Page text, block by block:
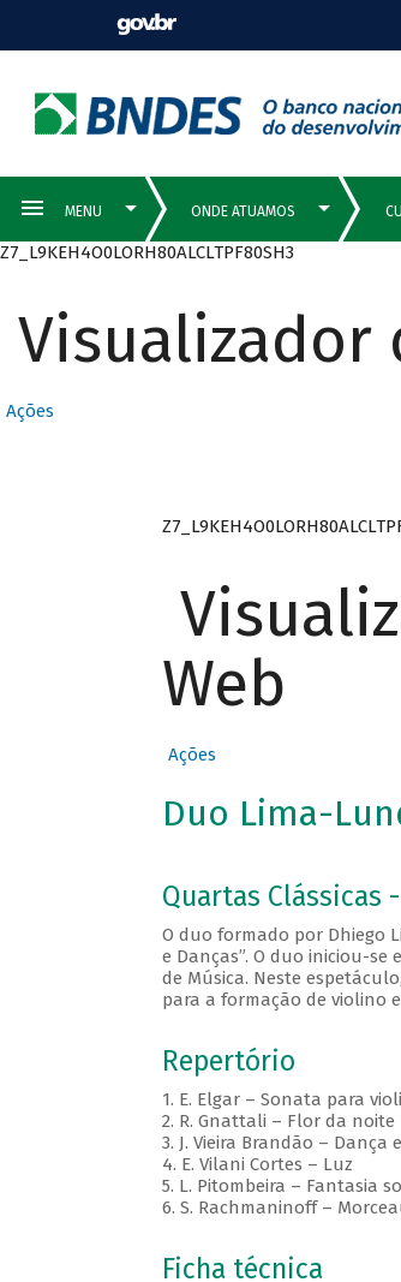
Z7_L9KEH4O0LORH80ALCLTPF80SH3
Visualizador
Ações
Web
Ações
Duo Lima-
Quartas Clássicas -
O duo formado por Dhiego
e Danças”. O duo iniciou-se
de Música. Neste
para a formação de violino
Repertório
1. E. Elgar – Sonata para
2. R. Gnattali – Flor da noite
3. J. Vieira Brandão – Dança
4. E. Vilani Cortes – Luz
5. L. Pitombeira – Fantasia
6. S. Rachmaninoff –
Ficha técnica